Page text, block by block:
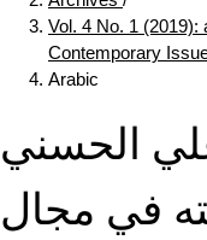
Vol. 4 No. 1
Contemporary
Arabic
الحسني
في مجال